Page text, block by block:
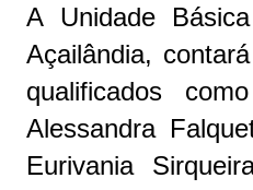
A Unidade
Açailândia,
qualificados
Alessandra
Eurivania